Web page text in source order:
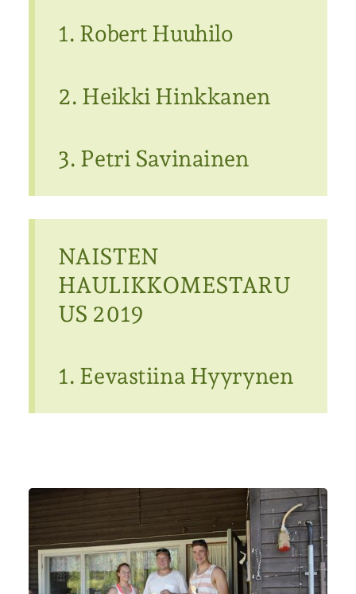
1. Robert Huuhilo
2. Heikki Hinkkanen
3. Petri Savinainen
NAISTEN
HAULIKKOMESTARU
US 2019
1. Eevastiina Hyyrynen